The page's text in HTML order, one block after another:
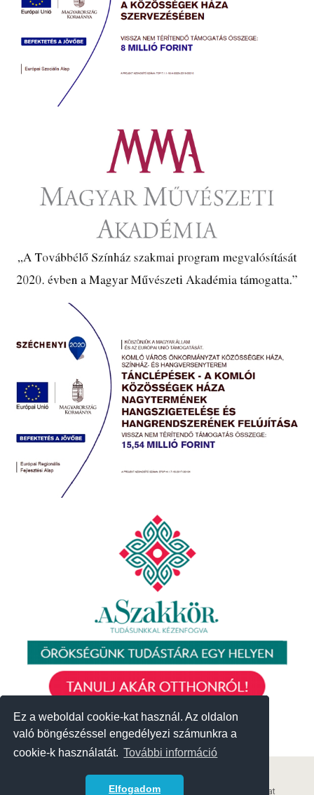
Ez a weboldal cookie-kat használ. Az oldalon
való böngészéssel engedélyezi számunkra a
cookie-k használatát. További információ
Elfogadom
Ez a weboldal cookie-kat használ. Az oldalon
való böngészéssel engedélyezi számunkra a
cookie-k használatát. További információ
Elfogadom
© 2018 Közösségek Háza
Korábbi események Adatvédelmi szabályzat